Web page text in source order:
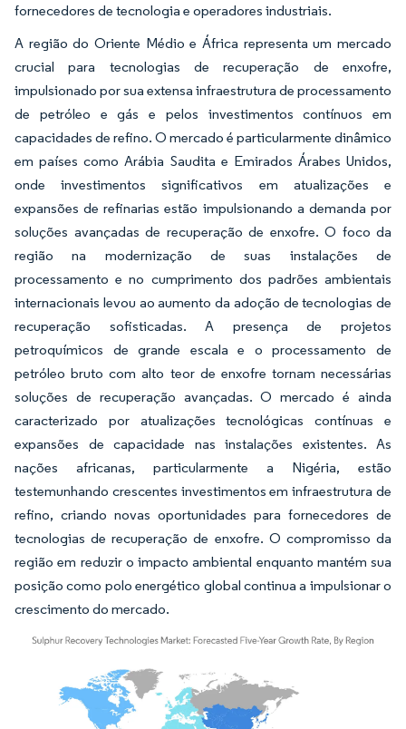
fornecedores de tecnologia e operadores industriais.
A região do Oriente Médio e África representa um mercado
crucial para tecnologias de recuperação de enxofre,
impulsionado por sua extensa infraestrutura de processamento
de petróleo e gás e pelos investimentos contínuos em
capacidades de refino. O mercado é particularmente dinâmico
em países como Arábia Saudita e Emirados Árabes Unidos,
onde investimentos significativos em atualizações e
expansões de refinarias estão impulsionando a demanda por
soluções avançadas de recuperação de enxofre. O foco da
região na modernização de suas instalações de
processamento e no cumprimento dos padrões ambientais
internacionais levou ao aumento da adoção de tecnologias de
recuperação sofisticadas. A presença de projetos
petroquímicos de grande escala e o processamento de
petróleo bruto com alto teor de enxofre tornam necessárias
soluções de recuperação avançadas. O mercado é ainda
caracterizado por atualizações tecnológicas contínuas e
expansões de capacidade nas instalações existentes. As
nações africanas, particularmente a Nigéria, estão
testemunhando crescentes investimentos em infraestrutura de
refino, criando novas oportunidades para fornecedores de
tecnologias de recuperação de enxofre. O compromisso da
região em reduzir o impacto ambiental enquanto mantém sua
posição como polo energético global continua a impulsionar o
crescimento do mercado.